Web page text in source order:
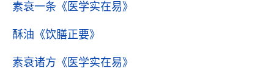
素衰一条 《医学实在易》
酥油 《饮膳正要》
素衰诸方 《医学实在易》